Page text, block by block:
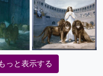
っと表示する